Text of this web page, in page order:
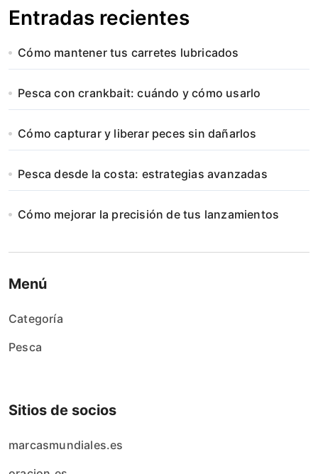
Entradas recientes
Cómo mantener tus carretes lubricados
Pesca con crankbait: cuándo y cómo usarlo
Cómo capturar y liberar peces sin dañarlos
Pesca desde la costa: estrategias avanzadas
Cómo mejorar la precisión de tus lanzamientos
Menú
Categoría
Pesca
Sitios de socios
marcasmundiales.es